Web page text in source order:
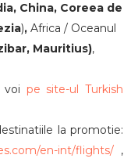
China, Coreea de
), Africa / Oceanul
Mauritius),
voi pe site-ul Turkish
la promotie:
en-int/flights/ ,